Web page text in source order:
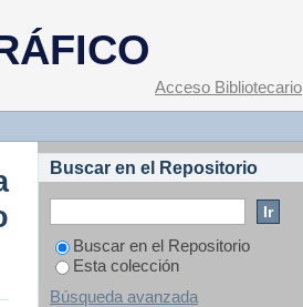
Acceso Bibliotecario
Buscar en el Repositorio
Buscar en el Repositorio
Esta colección
Búsqueda avanzada